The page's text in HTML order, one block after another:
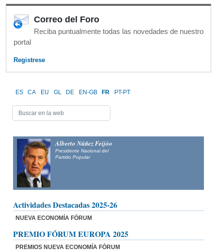
Correo del Foro
Reciba puntualmente todas las novedades de nuestro
portal
Registrese
ES CA EU GL DE EN-GB FR PT-PT
Alfonso Fernández
Mañueco
Presidente del Partido Popular de Castilla y León y candidato
a la Presidencia de la Junta de Castilla y León
Actividades Destacadas 2025-26
NUEVA ECONOMÍA FÓRUM
PREMIO FÓRUM EUROPA 2025
PREMIOS NUEVA ECONOMÍA FÓRUM